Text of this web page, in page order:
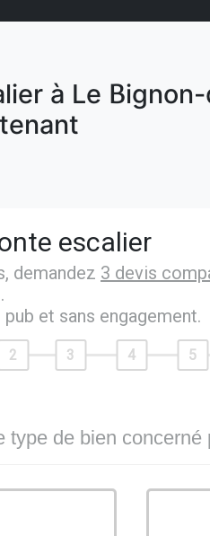
à Le
escalier
demandez 3 devis
pub et sans engagement.
2 3 4 5
type de bien concerné